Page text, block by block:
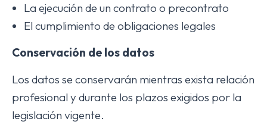
La ejecución de un contrato o precontrato
El cumplimiento de obligaciones legales
Conservación de los datos
Los datos se conservarán mientras exista relación
profesional y durante los plazos exigidos por la
legislación vigente.